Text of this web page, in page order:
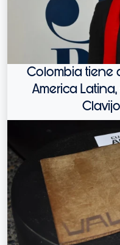
Colombia tiene
America